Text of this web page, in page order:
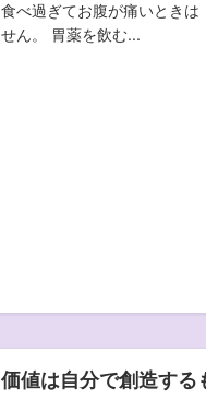
食べ過ぎてお腹が痛いときは
せん。 胃薬を飲む...
価値は自分で創造する